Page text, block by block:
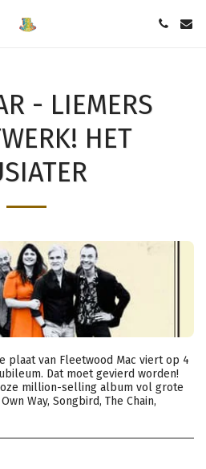
- LIEMERS
HET
plaat van Fleetwood Mac viert op 4
Dat moet gevierd worden!
million-selling album vol grote
Way, Songbird, The Chain,